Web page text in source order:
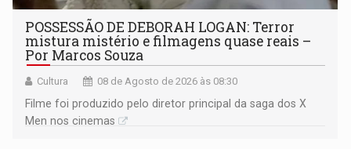
POSSESSÃO DE DEBORAH LOGAN: Terror
mistura mistério e filmagens quase reais –
Por Marcos Souza
Cultura 08 de Agosto de 2026 às 08:30
Filme foi produzido pelo diretor principal da saga dos X
Men nos cinemas